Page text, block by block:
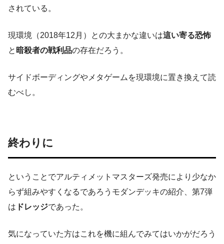
されている。
現環境（2018年12月）との大まかな違いは這い寄る恐怖
と 暗殺者の戦利品の存在だろう。
サイドボーディングやメタゲームを現環境に置き換えて読
むべし。
終わりに
ということでアルティメットマスターズ発売により少なか
らず組みやすくなるであろうモダンデッキの紹介、第7弾
は ドレッジであった。
気になっていた方はこれを機に組んでみてはいかがだろう